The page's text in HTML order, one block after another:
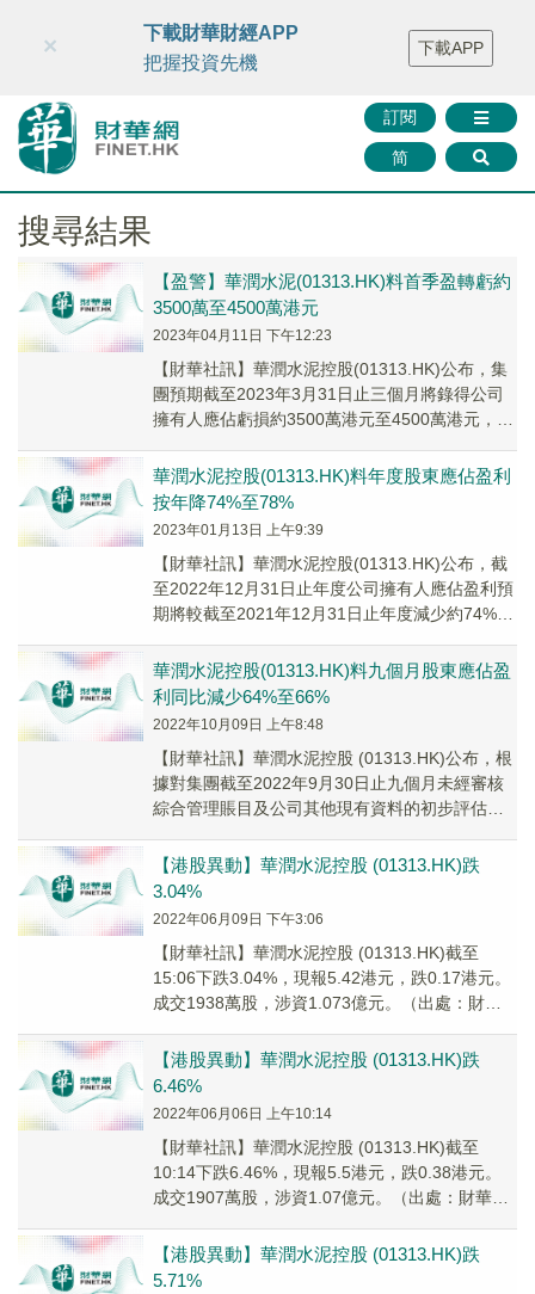
財華智庫網 FINTV FINMETA 財華證券 媒體矩陣
智庫沙龍
聯絡我們
訂閱
简
×
下載財華財經APP
把握投資先機
下載APP
搜尋結果
【盈警】華潤水泥(01313.HK)料首季盈轉虧約
3500萬至4500萬港元
2023年04月11日 下午12:23
【財華社訊】華潤水泥控股(01313.HK)公布，集
團預期截至2023年3月31日止三個月將錄得公司
擁有人應佔虧損約3500萬港元至4500萬港元，而
華潤水泥控股(01313.HK)料年度股東應佔盈利
按年降74%至78%
2023年01月13日 上午9:39
【財華社訊】華潤水泥控股(01313.HK)公布，截
至2022年12月31日止年度公司擁有人應佔盈利預
期將較截至2021年12月31日止年度減少約74%至
華潤水泥控股(01313.HK)料九個月股東應佔盈
利同比減少64%至66%
2022年10月09日 上午8:48
【財華社訊】華潤水泥控股 (01313.HK)公布，根
據對集團截至2022年9月30日止九個月未經審核
綜合管理賬目及公司其他現有資料的初步評估，
【港股異動】華潤水泥控股 (01313.HK)跌
3.04%
2022年06月09日 下午3:06
【財華社訊】華潤水泥控股 (01313.HK)截至
15:06下跌3.04%，現報5.42港元，跌0.17港元。
成交1938萬股，涉資1.073億元。（出處：財華
【港股異動】華潤水泥控股 (01313.HK)跌
6.46%
2022年06月06日 上午10:14
【財華社訊】華潤水泥控股 (01313.HK)截至
10:14下跌6.46%，現報5.5港元，跌0.38港元。
成交1907萬股，涉資1.07億元。（出處：財華港
【港股異動】華潤水泥控股 (01313.HK)跌
5.71%